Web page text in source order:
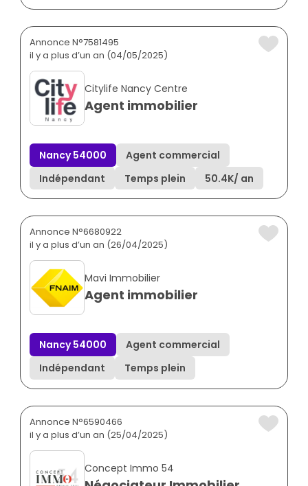
Annonce N°7581495
il y a plus d’un an (04/05/2025)
Citylife Nancy Centre
Agent immobilier
Nancy 54000
Agent commercial
Indépendant
Temps plein 50.4K/ an
Annonce N°6680922
il y a plus d’un an (26/04/2025)
Mavi Immobilier
Agent immobilier
Nancy 54000
Agent commercial
Indépendant
Temps plein
Annonce N°6590466
il y a plus d’un an (25/04/2025)
Concept Immo 54